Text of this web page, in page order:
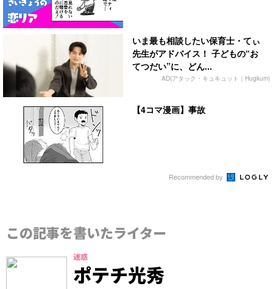
いま最も相談したい保育士・てぃ
先生がアドバイス！ 子どもの“お
てつだい”に、どん...
AD(アタック・キュキュット｜Hugkum)
【4コマ漫画】事故
Recommended by
この記事を書いたライター
迷惑
ポテチ光秀